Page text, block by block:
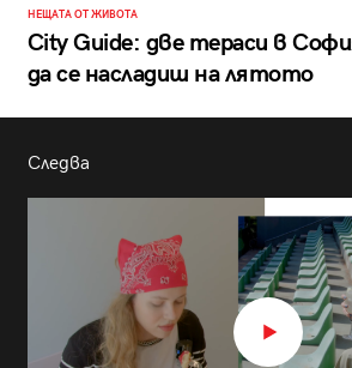
НЕЩАТА ОТ ЖИВОТА
City Guide: две тераси в
да се насладиш на лятото
Следва